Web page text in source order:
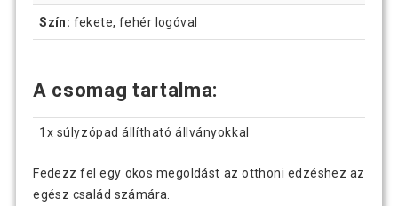
Szín: fekete, fehér logóval
A csomag tartalma:
1x súlyzópad állítható állványokkal
Fedezz fel egy okos megoldást az otthoni edzéshez az
egész család számára.